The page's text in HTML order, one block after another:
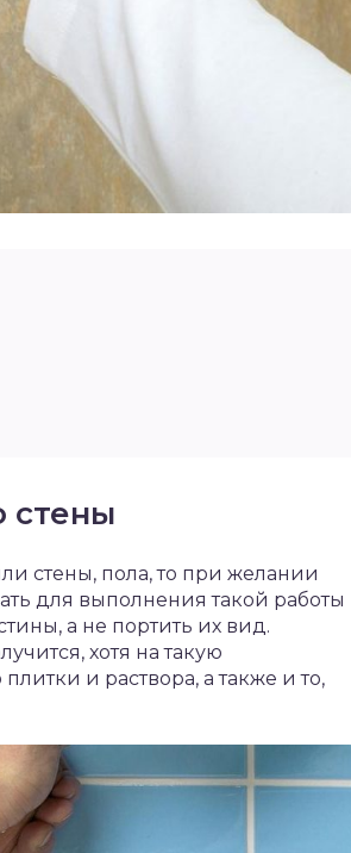
стены
стены, пола, то при желании
для выполнения такой работы
а не портить их вид.
хотя на такую
и раствора, а также и то,